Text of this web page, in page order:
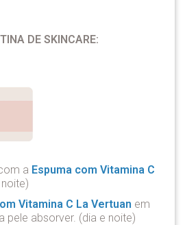
DE SKINCARE:
a Espuma com Vitamina C
Vitamina C La Vertuan em
pele absorver. (dia e noite)